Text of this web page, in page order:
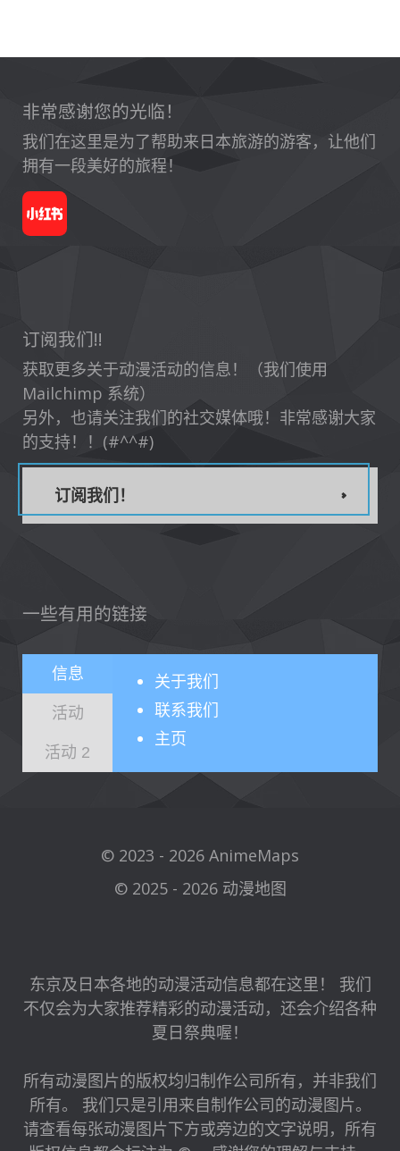
非常感谢您的光临！
我们在这里是为了帮助来日本旅游的游客，让他们
拥有一段美好的旅程！
订阅我们!!
获取更多关于动漫活动的信息！（我们使用
Mailchimp 系统）
另外，也请关注我们的社交媒体哦！非常感谢大家
的支持！！(#^^#)
订阅我们！
一些有用的链接
信息
活动
活动 2
关于我们
联系我们
主页
© 2023 - 2026 AnimeMaps
© 2025 - 2026 动漫地图
东京及日本各地的动漫活动信息都在这里！ 我们
不仅会为大家推荐精彩的动漫活动，还会介绍各种
夏日祭典喔！
所有动漫图片的版权均归制作公司所有，并非我们
所有。 我们只是引用来自制作公司的动漫图片。
请查看每张动漫图片下方或旁边的文字说明，所有